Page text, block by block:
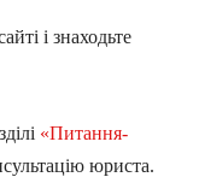
і знаходьте
«Питання-
юриста.